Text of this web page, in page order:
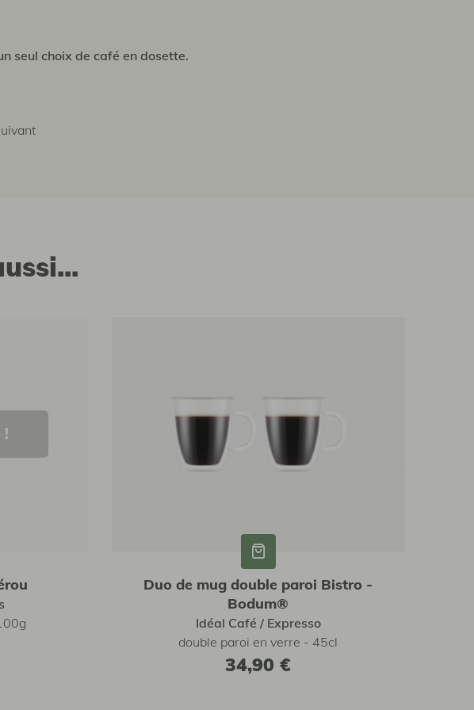
seul choix de café en dosette.
!
Duo de mug double paroi Bistro -
Bodum®
Idéal Café / Expresso
double paroi en verre - 45cl
34,90 €